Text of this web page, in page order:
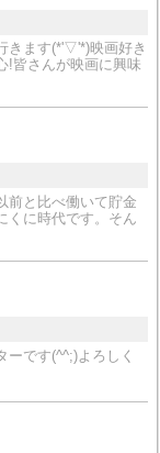
きます(*'▽'*)映画好き
!皆さんが映画に興味
前と比べ働いて貯金
くに時代です。そん
ーです(^^;)よろしく